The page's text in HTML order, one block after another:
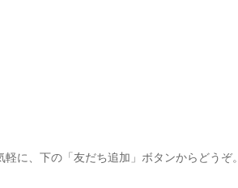
に、下の「友だち追加」ボタンからどうぞ。